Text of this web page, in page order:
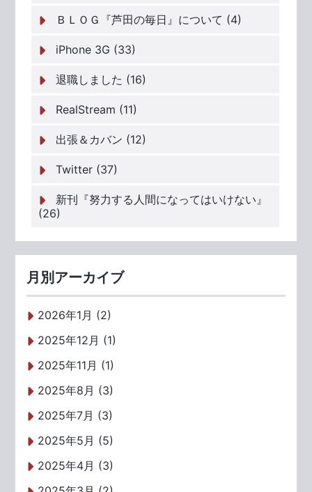
ＢＬＯＧ『芦田の毎日』について (4)
iPhone 3G (33)
退職しました (16)
RealStream (11)
出張＆カバン (12)
Twitter (37)
新刊『努力する人間になってはいけない』
(26)
月別アーカイブ
2026年1月 (2)
2025年12月 (1)
2025年11月 (1)
2025年8月 (3)
2025年7月 (3)
2025年5月 (5)
2025年4月 (3)